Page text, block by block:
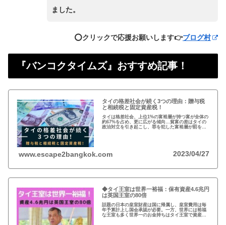
ました。
⭕️クリックで応援お願いします👉ブログ村
『バンコクタイムズ』おすすめ記事！
タイの格差社会が続く3つの理由：贈与税
と相続税と固定資産税！
タイは格差社会、上位1%の富裕層が持つ富が全体の
約67%を占め、更に広がる傾向…貧富の差はタイの
政治対立を引き起こし、罪を犯した富裕層が罰を免
www.escape2bangkok.com 2023/04/27
◆タイ王室は世界一裕福：保有資産4.6兆円
は英国王室の80倍
話題の日本の皇室財産は国に帰属し、皇室費用は毎
年予算計上し国会承認が必要。一方、世界には裕福
な王室も多く世界一のお金持ちはタイ王室で資産は